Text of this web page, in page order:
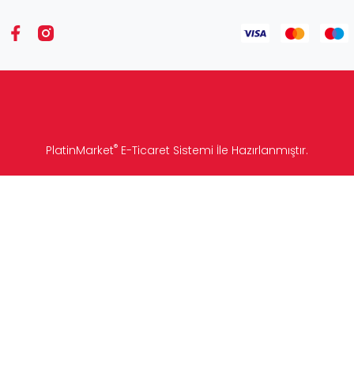
PlatinMarket® E-Ticaret Sistemi İle Hazırlanmıştır.